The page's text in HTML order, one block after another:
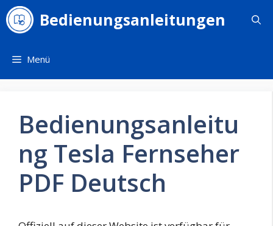
Zum
Inhalt
springen
Bedienungsanleitungen
Menü
Bedienungsanleitu
ng Tesla Fernseher
PDF Deutsch